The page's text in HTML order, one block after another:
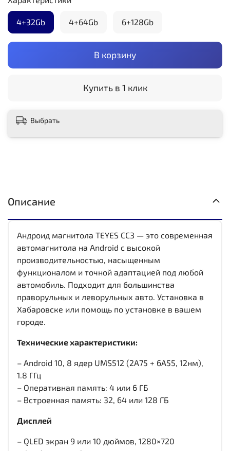
В корзину
Купить в 1 клик
4+32Gb 4+64Gb 6+128Gb
Выбрать
Описание
Андроид магнитола TEYES CC3 — это современная
автомагнитола на Android с высокой
производительностью, насыщенным
функционалом и точной адаптацией под любой
автомобиль. Подходит для большинства
праворульных и леворульных авто. Установка в
Хабаровске или помощь по установке в вашем
городе.
Технические характеристики:
– Android 10, 8 ядер UMS512 (2A75 + 6A55, 12нм),
1.8 ГГц
– Оперативная память: 4 или 6 ГБ
– Встроенная память: 32, 64 или 128 ГБ
Дисплей
– QLED экран 9 или 10 дюймов, 1280×720